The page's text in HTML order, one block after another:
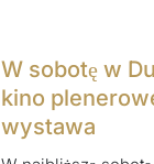
W sobotę w
kino
wystawa